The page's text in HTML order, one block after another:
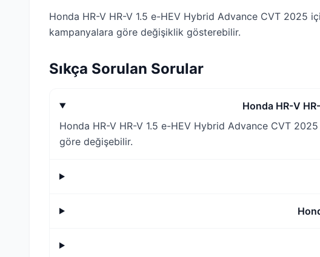
Honda HR-V HR-V 1.5 e-HEV Hybrid Advance CVT 2025
kampanyalara göre değişiklik gösterebilir.
Sıkça Sorulan Sorular
Honda HR-V
Honda HR-V HR-V 1.5 e-HEV Hybrid Advance CVT
göre değişebilir.